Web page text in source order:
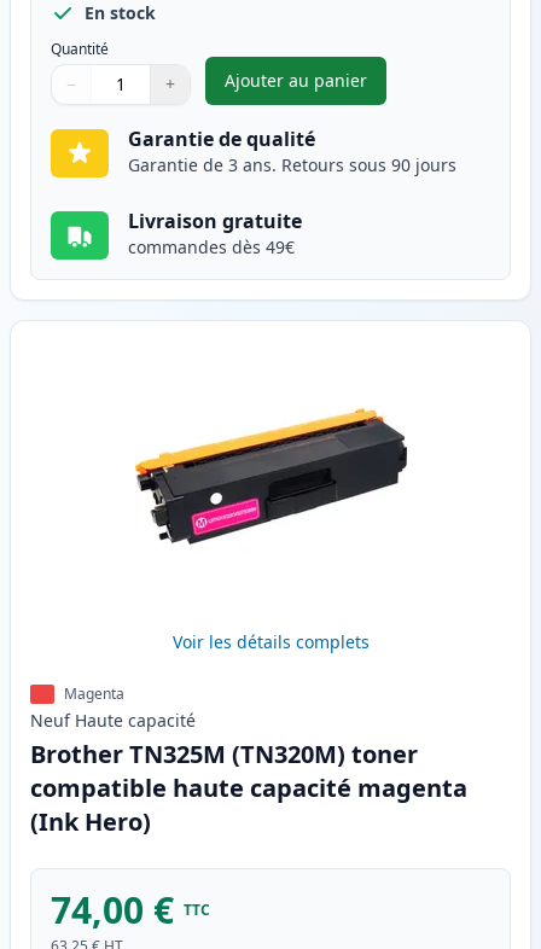
En stock
Quantité
Quantité
Utilisez les boutons pour ajuster
− +
Quantité
Ajouter au panier
,Brother TN325C (TN320C)
Garantie de qualité
Garantie de 3 ans. Retours sous 90 jours
Livraison gratuite
commandes dès 49€
Voir les détails complets
Magenta
Neuf Haute capacité
Brother TN325M (TN320M) toner
compatible haute capacité magenta
(Ink Hero)
74,00 € TTC